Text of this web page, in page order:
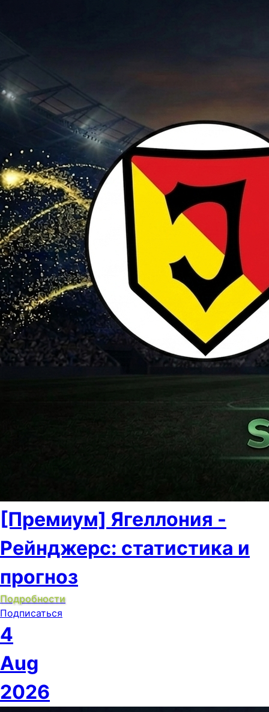
[Премиум] Ягеллония -
Рейнджерс: статистика и
прогноз
Подробности
Подписаться
4
Aug
2026